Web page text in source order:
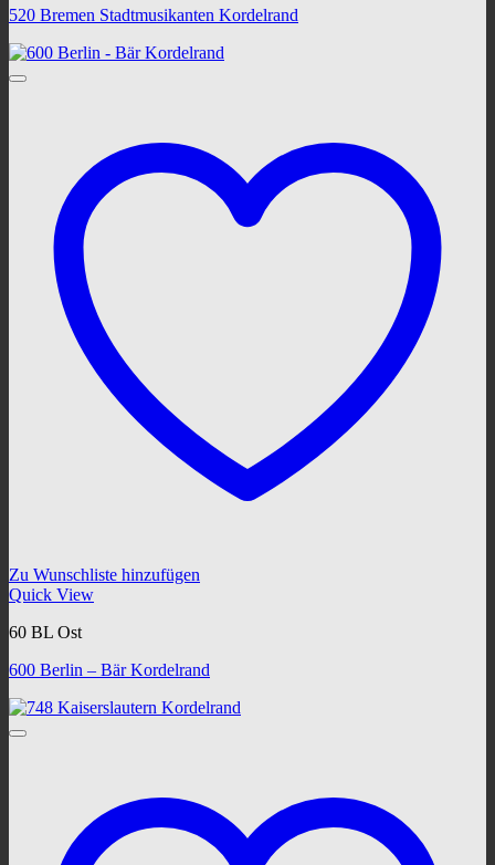
520 Bremen Stadtmusikanten Kordelrand
Zu Wunschliste hinzufügen
Quick View
60 BL Ost
600 Berlin – Bär Kordelrand